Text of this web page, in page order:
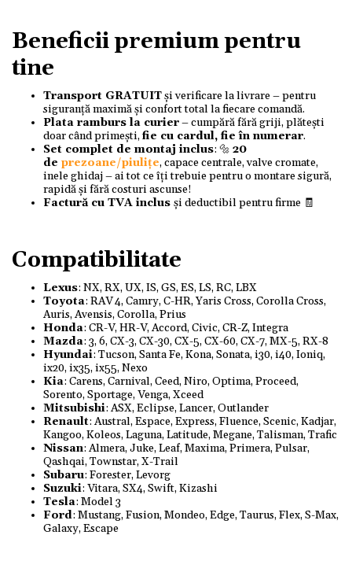
Beneficii premium pentru
tine
Transport GRATUITși verificare la livrare – pentru
siguranță maximă și confort total la fiecare comandă.
Plata ramburs la curier– cumpără fără griji, plătești
doar când primești,fie cu cardul, fie în numerar.
Set complet de montaj inclus: 🔩 20
de prezoane/piulițe, capace centrale, valve cromate,
inele ghidaj – ai tot ce îți trebuie pentru o montare sigură,
rapidă și fără costuri ascunse!
Factură cu TVA inclus și deductibil pentru firme 🧾
Compatibilitate
Lexus: NX, RX, UX, IS, GS, ES, LS, RC, LBX
Toyota: RAV 4, Camry, C-HR, Yaris Cross, Corolla Cross,
Auris, Avensis, Corolla, Prius
Honda: CR-V, HR-V, Accord, Civic, CR-Z, Integra
Mazda: 3, 6, CX-3, CX-30, CX-5, CX-60, CX-7, MX-5, RX-8
Hyundai: Tucson, Santa Fe, Kona, Sonata, i30, i40, Ioniq,
ix20, ix35, ix55, Nexo
Kia: Carens, Carnival, Ceed, Niro, Optima, Proceed,
Sorento, Sportage, Venga, Xceed
Mitsubishi: ASX, Eclipse, Lancer, Outlander
Renault: Austral, Espace, Express, Fluence, Scenic, Kadjar,
Kangoo, Koleos, Laguna, Latitude, Megane, Talisman, Trafic
Nissan: Almera, Juke, Leaf, Maxima, Primera, Pulsar,
Qashqai, Townstar, X-Trail
Subaru: Forester, Levorg
Suzuki: Vitara, SX4, Swift, Kizashi
Tesla: Model 3
Ford: Mustang, Fusion, Mondeo, Edge, Taurus, Flex, S-Max,
Galaxy, Escape